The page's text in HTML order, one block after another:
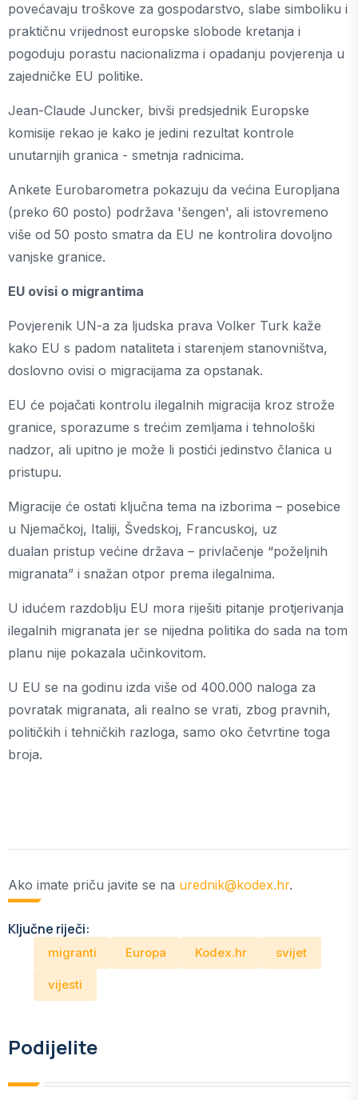
povećavaju troškove za gospodarstvo, slabe simboliku i
praktičnu vrijednost europske slobode kretanja i
pogoduju porastu nacionalizma i opadanju povjerenja u
zajedničke EU politike.
Jean-Claude Juncker, bivši predsjednik Europske
komisije rekao je kako je jedini rezultat kontrole
unutarnjih granica - smetnja radnicima.
Ankete Eurobarometra pokazuju da većina Europljana
(preko 60 posto) podržava 'šengen', ali istovremeno
više od 50 posto smatra da EU ne kontrolira dovoljno
vanjske granice.
EU ovisi o migrantima
Povjerenik UN-a za ljudska prava Volker Turk kaže
kako EU s padom nataliteta i starenjem stanovništva,
doslovno ovisi o migracijama za opstanak.
EU će pojačati kontrolu ilegalnih migracija kroz strože
granice, sporazume s trećim zemljama i tehnološki
nadzor, ali upitno je može li postići jedinstvo članica u
pristupu.
Migracije će ostati ključna tema na izborima – posebice
u Njemačkoj, Italiji, Švedskoj, Francuskoj, uz
dualan pristup većine država – privlačenje “poželjnih
migranata” i snažan otpor prema ilegalnima.
U idućem razdoblju EU mora riješiti pitanje protjerivanja
ilegalnih migranata jer se nijedna politika do sada na tom
planu nije pokazala učinkovitom.
U EU se na godinu izda više od 400.000 naloga za
povratak migranata, ali realno se vrati, zbog pravnih,
političkih i tehničkih razloga, samo oko četvrtine toga
broja.
Ako imate priču javite se na urednik@kodex.hr.
Ključne riječi:
migranti Europa Kodex.hr svijet
vijesti
Podijelite